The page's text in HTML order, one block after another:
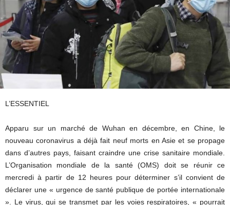
L’ESSENTIEL
Apparu sur un marché de Wuhan en décembre, en Chine, le
nouveau coronavirus a déjà fait neuf morts en Asie et se propage
dans d’autres pays, faisant craindre une crise sanitaire mondiale.
L’Organisation mondiale de la santé (OMS) doit se réunir ce
mercredi à partir de 12 heures pour déterminer s’il convient de
déclarer une « urgence de santé publique de portée internationale
». Le virus, qui se transmet par les voies respiratoires, « pourrait